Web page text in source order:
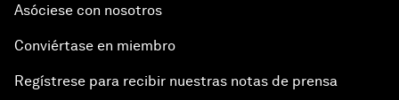
Asóciese con nosotros
Conviértase en miembro
Regístrese para recibir nuestras notas de prensa